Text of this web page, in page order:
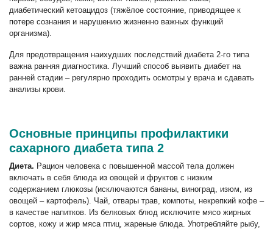
диабетический кетоацидоз (тяжёлое состояние, приводящее к
потере сознания и нарушению жизненно важных функций
организма).
Для предотвращения наихудших последствий диабета 2-го типа
важна ранняя диагностика. Лучший способ выявить диабет на
ранней стадии – регулярно проходить осмотры у врача и сдавать
анализы крови.
Основные принципы профилактики
сахарного диабета типа 2
Диета. Рацион человека с повышенной массой тела должен
включать в себя блюда из овощей и фруктов с низким
содержанием глюкозы (исключаются бананы, виноград, изюм, из
овощей – картофель). Чай, отвары трав, компоты, некрепкий кофе –
в качестве напитков. Из белковых блюд исключите мясо жирных
сортов, кожу и жир мяса птиц, жареные блюда. Употребляйте рыбу,